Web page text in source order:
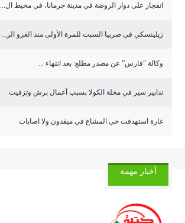
انفجار على دوار الروضة في مدينة جرمانا، في محيط ال...
زيلينسكي في صربيا السبت للمرة الأولى منذ الغزو الر...
وكالة “فارس” عن مصدر مطلع: بعد انتهاء ...
تدابير سير في محلة الكولا بسبب أعمال برش وتزفيت
غارة استهدفت حي المشاع في ميفدون ولا اصابات
أخبار مهمة